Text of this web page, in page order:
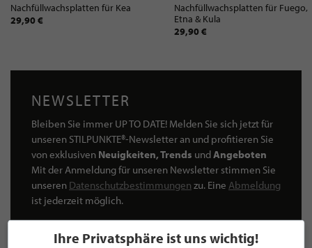
Nachfüllwachsplatten für Kea
29,90 €
Nachfüllwachsplatten für Fuego,
Etna & Kula
29,90 €
NEWSLETTER
Bleiben Sie immer UP TO DATE! Melden Sie sich jetzt für
unseren STILPUNKTE®-Newsletter an und profitieren Sie
von exklusiven Neuigkeiten, Trends undAngeboten
Mit der Anmeldung für unseren Newsletter stimmen Sie
unseren Datenschutzbestimmungen zu. Eine Abmeldung
ist jederzeit möglich.
Ihre Privatsphäre ist uns wichtig!